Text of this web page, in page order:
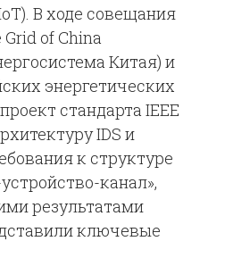
В ходе совещания
of China
Китая) и
энергетических
стандарта IEEE
IDS и
к структуре
канал»,
результатами
ключевые